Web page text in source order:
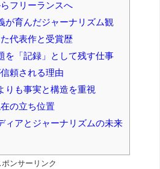
フリーランスへ
が育んだジャーナリズム観
代表作と受賞歴
を「記録」として残す仕事
頼される理由
りも事実と構造を重視
の立ち位置
ィアとジャーナリズムの未来
ポンサーリンク